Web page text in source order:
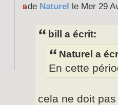
de Naturel le Mer 29
bill a écrit:
Naturel a
En cette
cela ne doit